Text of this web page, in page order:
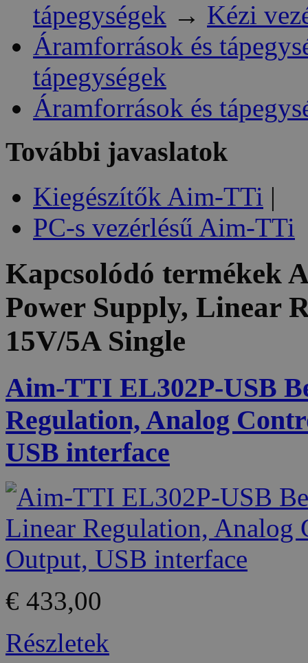
tápegységek → Kézi
Áramforrások és
tápegységek
Áramforrások és
További javaslatok
Kiegészítők Aim-TTi |
PC-s vezérlésű Aim-TTi
Kapcsolódó termékek
Power Supply, Linear
15V/5A Single
Aim-TTI EL302P-USB
Regulation, Analog
USB interface
€ 433,00
Részletek